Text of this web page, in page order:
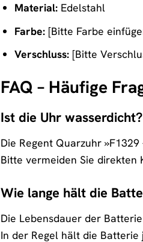
Material:Edelstahl
Farbe:[Bitte Farbe
Verschluss:[Bitte
FAQ – Häufige
Ist die Uhr wasserdicht?
Die Regent Quarzuhr
Bitte vermeiden Sie direkten
Wie lange hält die
Die Lebensdauer der
In der Regel hält die